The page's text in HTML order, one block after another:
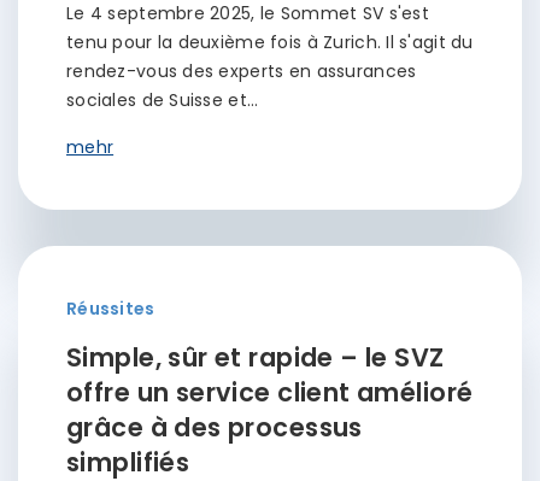
Le 4 septembre 2025, le Sommet SV s'est
tenu pour la deuxième fois à Zurich. Il s'agit du
rendez-vous des experts en assurances
sociales de Suisse et…
mehr
Réussites
Simple, sûr et rapide – le SVZ
offre un service client amélioré
grâce à des processus
simplifiés